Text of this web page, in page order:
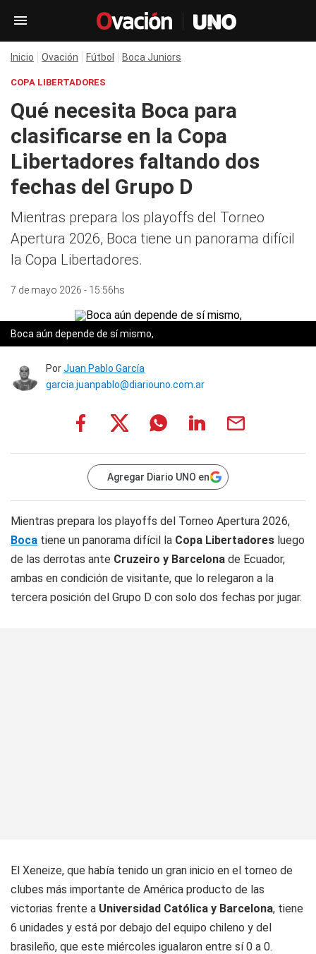
Inicio Ovación Fútbol Boca Juniors
COPA LIBERTADORES
Qué necesita Boca para
clasificarse en la Copa
Libertadores faltando dos
fechas del Grupo D
Mientras prepara los playoffs del Torneo
Apertura 2026, Boca tiene un panorama difícil
la Copa Libertadores.
7 de mayo 2026 - 15:56hs
Boca aún depende de sí mismo,
PorJuan Pablo García
garcia.juanpablo@diariouno.com.ar
Agregar Diario UNO en
Mientras prepara los playoffs del Torneo Apertura 2026,
Boca tiene un panorama difícil la Copa Libertadores luego
de las derrotas ante Cruzeiro y Barcelona de Ecuador,
ambas en condición de visitante, que lo relegaron a la
tercera posición del Grupo D con solo dos fechas por jugar.
El Xeneize, que había tenido un gran inicio en el torneo de
clubes más importante de América producto de las
victorias frente a Universidad Católica y Barcelona, tiene
6 unidades y está por debajo del equipo chileno y del
brasileño, que este miércoles igualaron entre sí 0 a 0.